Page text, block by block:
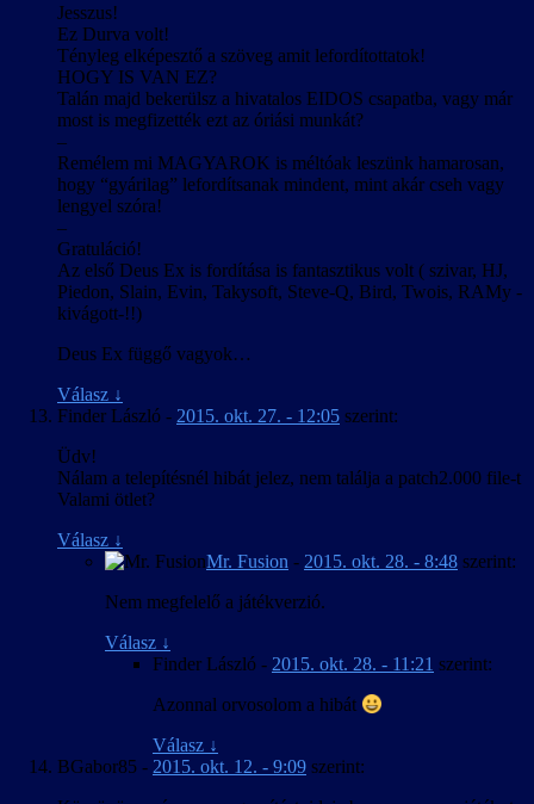
Jesszus!
Ez Durva volt!
Tényleg elképesztő a szöveg amit lefordítottatok!
HOGY IS VAN EZ?
Talán majd bekerülsz a hivatalos EIDOS csapatba, vagy már
most is megfizették ezt az óriási munkát?
–
Remélem mi MAGYAROK is méltóak leszünk hamarosan,
hogy “gyárilag” lefordítsanak mindent, mint akár cseh vagy
lengyel szóra!
–
Gratuláció!
Az első Deus Ex is fordítása is fantasztikus volt ( szivar, HJ,
Piedon, Slain, Evin, Takysoft, Steve-Q, Bird, Twois, RAMy -
kivágott-!!)
Deus Ex függő vagyok…
Válasz ↓
Finder László - 2015. okt. 27. - 12:05 szerint:
Üdv!
Nálam a telepítésnél hibát jelez, nem találja a patch2.000 file-t
Valami ötlet?
Válasz ↓
Mr. Fusion - 2015. okt. 28. - 8:48 szerint:
Nem megfelelő a játékverzió.
Válasz ↓
Finder László - 2015. okt. 28. - 11:21 szerint:
Azonnal orvosolom a hibát
Válasz ↓
BGabor85 - 2015. okt. 12. - 9:09 szerint: